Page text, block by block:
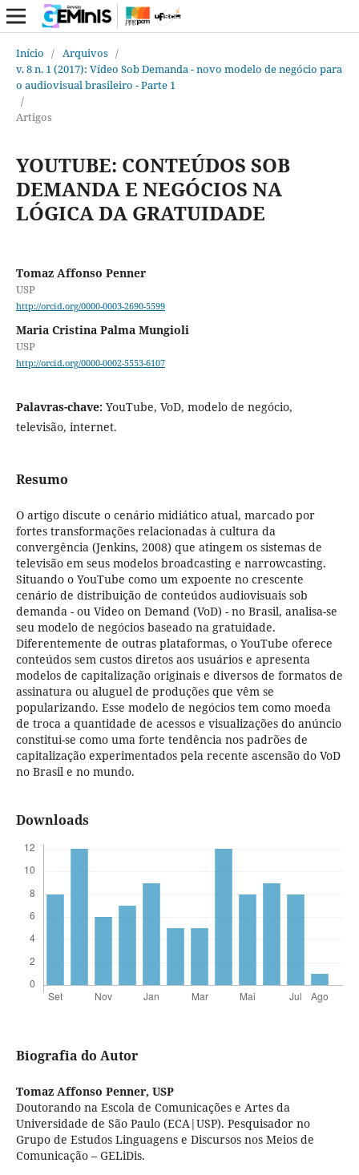
Início / Arquivos /
v. 8 n. 1 (2017): Vídeo Sob Demanda - novo modelo de negócio para
o audiovisual brasileiro - Parte 1
/
Artigos
YOUTUBE: CONTEÚDOS SOB
DEMANDA E NEGÓCIOS NA
LÓGICA DA GRATUIDADE
Tomaz Affonso Penner
USP
http://orcid.org/0000-0003-2690-5599
Maria Cristina Palma Mungioli
USP
http://orcid.org/0000-0002-5553-6107
Palavras-chave: YouTube, VoD, modelo de negócio,
televisão, internet.
Resumo
O artigo discute o cenário midiático atual, marcado por
fortes transformações relacionadas à cultura da
convergência (Jenkins, 2008) que atingem os sistemas de
televisão em seus modelos broadcasting e narrowcasting.
Situando o YouTube como um expoente no crescente
cenário de distribuição de conteúdos audiovisuais sob
demanda - ou Video on Demand (VoD) - no Brasil, analisa-se
seu modelo de negócios baseado na gratuidade.
Diferentemente de outras plataformas, o YouTube oferece
conteúdos sem custos diretos aos usuários e apresenta
modelos de capitalização originais e diversos de formatos de
assinatura ou aluguel de produções que vêm se
popularizando. Esse modelo de negócios tem como moeda
de troca a quantidade de acessos e visualizações do anúncio
constitui-se como uma forte tendência nos padrões de
capitalização experimentados pela recente ascensão do VoD
no Brasil e no mundo.
Downloads
Biografia do Autor
Tomaz Affonso Penner, USP
Doutorando na Escola de Comunicações e Artes da
Universidade de São Paulo (ECA|USP). Pesquisador no
Grupo de Estudos Linguagens e Discursos nos Meios de
Comunicação – GELiDis.